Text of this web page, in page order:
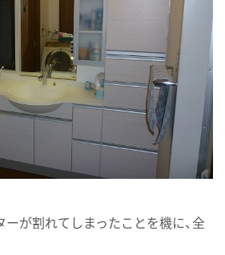
が割れてしまったことを機に、全